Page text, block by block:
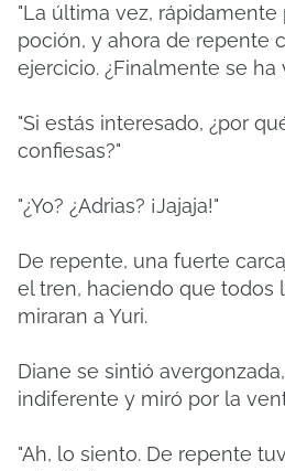
"La última vez,
poción, y ahora de repente
ejercicio. ¿Finalmente se
"Si estás interesado, ¿por
confiesas?"
"¿Yo? ¿Adrias? ¡Jajaja!"
De repente, una fuerte
el tren, haciendo que todos
miraran a Yuri.
Diane se sintió
indiferente y miró por la
"Ah, lo siento. De repente